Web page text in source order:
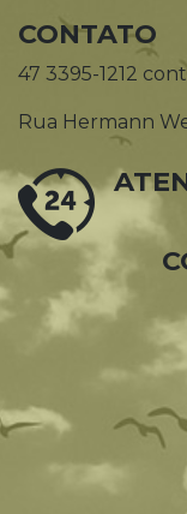
CONTATO
47 3395-1212
Rua Hermann